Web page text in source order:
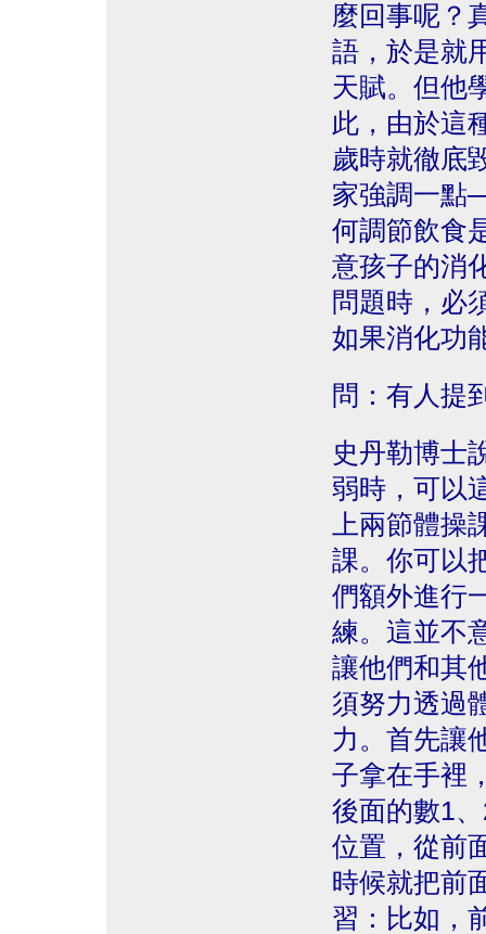
麼回事呢？
語，於是就
天賦。但他
此，由於這
歲時就徹底
家強調一點
何調節飲食
意孩子的消
問題時，必
如果消化功
問：有人提
史丹勒博士
弱時，可以
上兩節體
課。你可以
們額外進行
練。這並不
讓他們和其
須努力透過
力。首先讓
子拿在手裡
後面的數1
位置，從前
時候就把前
習：比如，